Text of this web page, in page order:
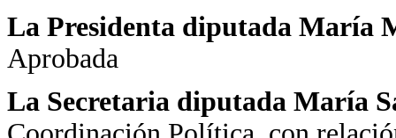
La Presidenta diputada María
Aprobada
La Secretaria diputada María